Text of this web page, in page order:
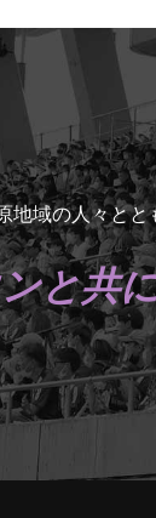
地域の人々と
と共